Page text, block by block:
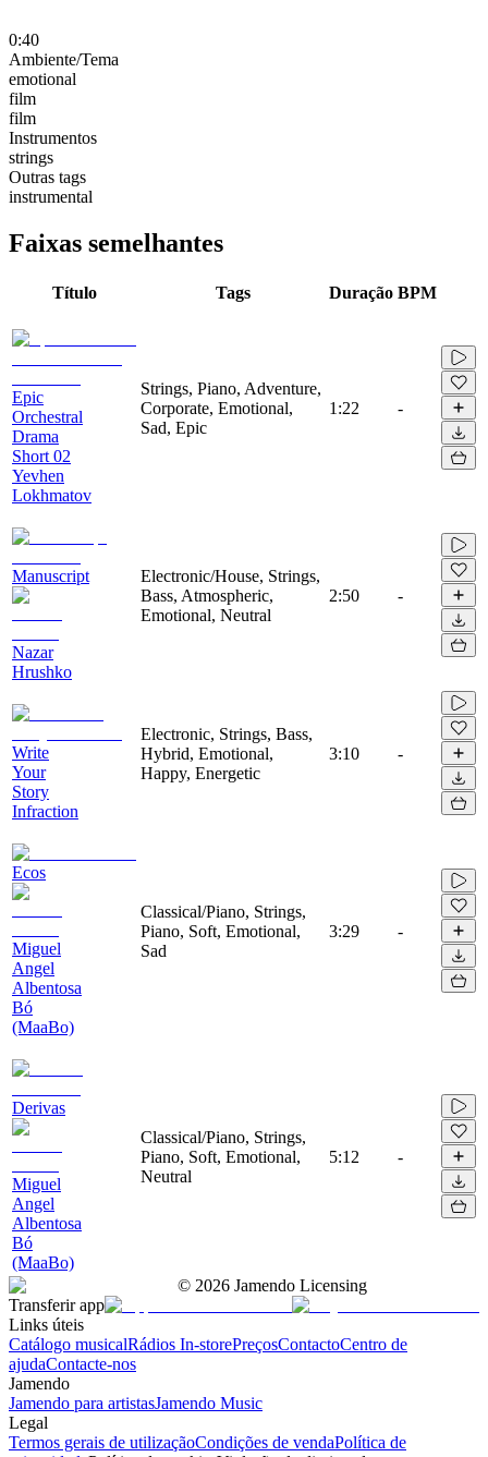
0:40
Ambiente/Tema
emotional
film
film
Instrumentos
strings
Outras tags
instrumental
Faixas semelhantes
Título Tags Duração BPM
Epic
Orchestral
Drama
Short 02
Yevhen
Lokhmatov
Strings, Piano, Adventure,
Corporate, Emotional,
Sad, Epic
1:22 -
Manuscript
Nazar
Hrushko
Electronic/House, Strings,
Bass, Atmospheric,
Emotional, Neutral
2:50 -
Write
Your
Story
Infraction
Electronic, Strings, Bass,
Hybrid, Emotional,
Happy, Energetic
3:10 -
Ecos
Miguel
Angel
Albentosa
Bó
(MaaBo)
Classical/Piano, Strings,
Piano, Soft, Emotional,
Sad
3:29 -
Derivas
Miguel
Angel
Albentosa
Bó
(MaaBo)
Classical/Piano, Strings,
Piano, Soft, Emotional,
Neutral
5:12 -
© 2026 Jamendo Licensing
Transferir app
Links úteis
Catálogo musicalRádios In-storePreçosContactoCentro de
ajudaContacte-nos
Jamendo
Jamendo para artistasJamendo Music
Legal
Termos gerais de utilizaçãoCondições de vendaPolítica de